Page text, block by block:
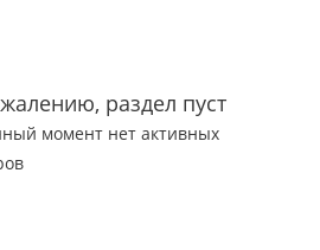
раздел пуст
момент нет активных